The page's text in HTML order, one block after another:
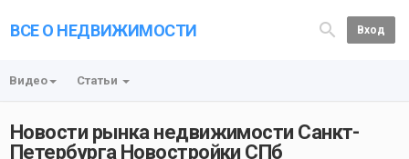
ВСЕ О НЕДВИЖИМОСТИ Вход
Видео Статьи
Новости рынка недвижимости Санкт-
Петербурга Новостройки СПб